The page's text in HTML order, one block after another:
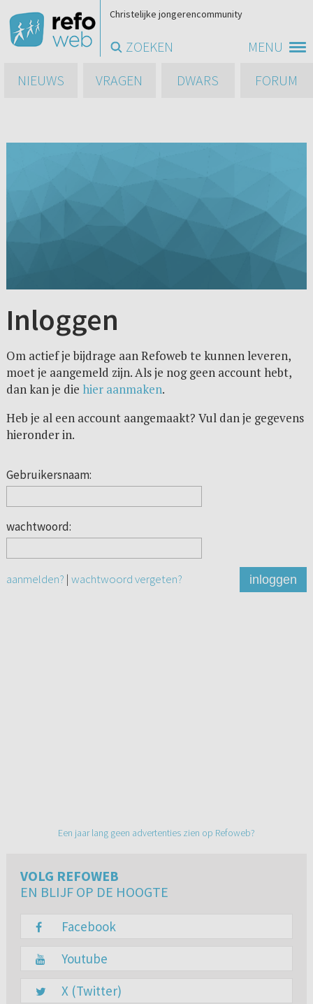
MENU
Christelijke jongerencommunity
ZOEKEN
NIEUWS
VRAGEN DWARS FORUM
Inloggen
Om actief je bijdrage aan Refoweb te kunnen leveren,
moet je aangemeld zijn. Als je nog geen account hebt,
dan kan je die hier aanmaken.
Heb je al een account aangemaakt? Vul dan je gegevens
hieronder in.
Gebruikersnaam:
wachtwoord:
aanmelden? | wachtwoord vergeten? inloggen
Een jaar lang geen advertenties zien op Refoweb?
VOLG REFOWEB
EN BLIJF OP DE HOOGTE
Facebook
Youtube
X (Twitter)